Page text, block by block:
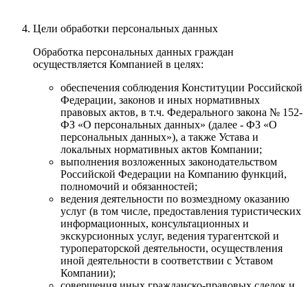
Цели обработки персональных данных
Обработка персональных данных граждан
осуществляется Компанией в целях:
обеспечения соблюдения Конституции Российской
Федерации, законов и иных нормативных
правовых актов, в т.ч. Федерального закона № 152-
ФЗ «О персональных данных» (далее - ФЗ «О
персональных данных»), а также Устава и
локальных нормативных актов Компании;
выполнения возложенных законодательством
Российской Федерации на Компанию функций,
полномочий и обязанностей;
ведения деятельности по возмездному оказанию
услуг (в том числе, предоставления туристических
информационных, консультационных и
экскурсионных услуг, ведения турагентской и
туроператорской деятельности, осуществления
иной деятельности в соответствии с Уставом
Компании);